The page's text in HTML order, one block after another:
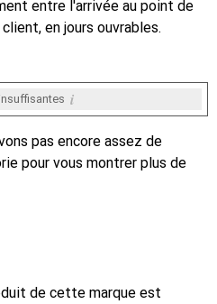
entre l'arrivée au point de
en jours ouvrables.
i
iiii
pas encore assez de
pour vous montrer plus de
de cette marque est